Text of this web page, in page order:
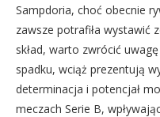
Sampdoria, choć obecnie
zawsze potrafiła wystawić
skład, warto zwrócić
spadku, wciąż prezentują
determinacja i potencjał
meczach Serie B,